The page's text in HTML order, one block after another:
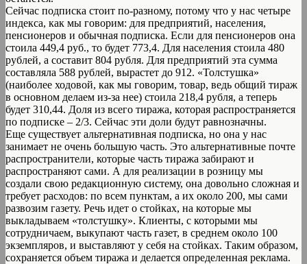
Сейчас подписка стоит по-разному, потому что у нас четыре
индекса, как мы говорим: для предприятий, населения,
пенсионеров и обычная подписка. Если для пенсионеров она
стоила 449,4 руб., то будет 773,4. Для населения стоила 480
рублей, а составит 804 рубля. Для предприятий эта сумма
составляла 588 рублей, вырастет до 912. «Толстушка»
(наиболее ходовой, как мы говорим, товар, ведь общий тираж
в основном делаем из-за нее) стоила 218,4 рубля, а теперь
будет 310,44. Доля из всего тиража, которая распространяется
по подписке – 2/3. Сейчас эти доли будут равнозначны.
Еще существует альтернативная подписка, но она у нас
занимает не очень большую часть. Это альтернативные почте
распространители, которые часть тиража забирают и
распространяют сами. А для реализации в розницу мы
создали свою редакционную систему, она довольно сложная и
требует расходов: по всем пунктам, а их около 200, мы сами
развозим газету. Речь идет о стойках, на которые мы
выкладываем «толстушку». Клиенты, с которыми мы
сотрудничаем, выкупают часть газет, в среднем около 100
экземпляров, и выставляют у себя на стойках. Таким образом,
сохраняется объем тиража и делается определенная реклама.